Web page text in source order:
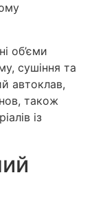
об’єми
сушіння та
автоклав,
також
із